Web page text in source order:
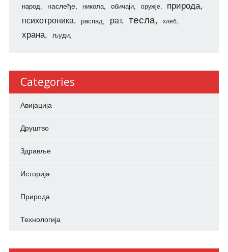
народ наслеђе никола обичаји оружје природа
психотроника распад рат тесла хлеб
храна људи
Categories
Авијација
Друштво
Здравље
Историја
Природа
Технологија